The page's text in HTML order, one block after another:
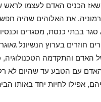
שאז הכניס האדם לעצמו לראש
את האלוהים שהיה
בבתי כנסת, מסגדים
חוזרים בערוץ הנשיונל
האדם והתקדמה הטכנולוגיה,
האדם עם הטבע עד שהיום לא
אפילו לחיות יחד באותו